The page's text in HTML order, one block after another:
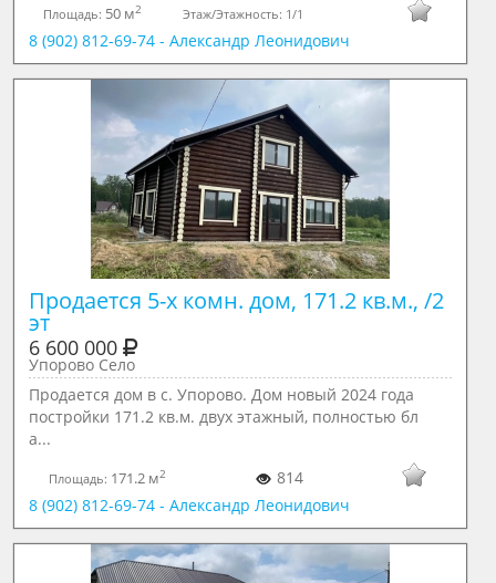
Площадь: 50 м2 Этаж/Этажность: 1/1
8 (902) 812-69-74 - Александр Леонидович
Продается 5-х комн. дом, 171.2 кв.м., /2
эт
6 600 000
Упорово Село
Продается дом в с. Упорово. Дом новый 2024 года
постройки 171.2 кв.м. двух этажный, полностью бл
а...
Площадь: 171.2 м2
814
8 (902) 812-69-74 - Александр Леонидович